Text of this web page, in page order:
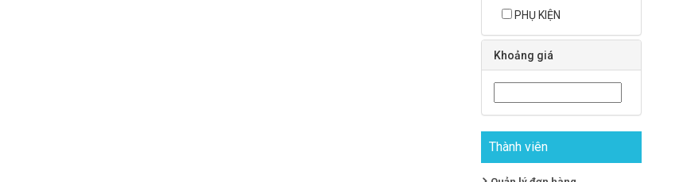
PHỤ KIỆN
Khoảng giá
Thành viên